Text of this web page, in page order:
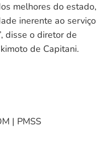
melhores do estado,
inerente ao serviço
disse o diretor de
de Capitani.
| PMSS